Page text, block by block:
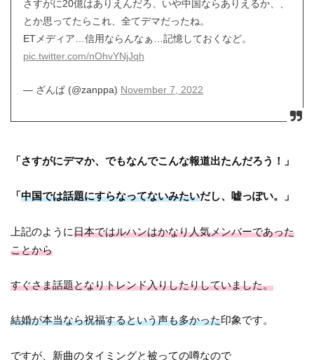
さすがに20億はありえんだろ、いや中国ならありえるか、、
とか思ってたらこれ、全てデマだったね。
ETメディア…信用ならんなぁ…記憶しておくなど。
pic.twitter.com/nOhvYNjJqh
— ざんぱ (@zanppa) November 7, 2022
「さすがにデマか、でもなんでこんな報道出たんだろう！」
「中国では話題にすらなってないみたいだし、嘘っぽい。」
上記のように日本ではルハンはかなり人気メンバーであった
ことから
すぐさま話題となりトレンド入りしたりしていました。
結婚が本当なら祝福するという声も多かった印象です。
ですが、新曲のタイミングと被っての噂なので